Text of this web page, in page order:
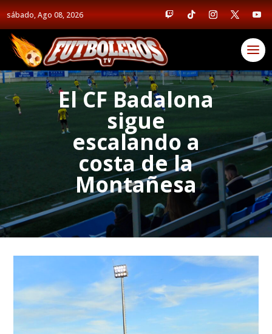
sábado, Ago 08, 2026
El CF Badalona
sigue
escalando a
costa de la
Montañesa